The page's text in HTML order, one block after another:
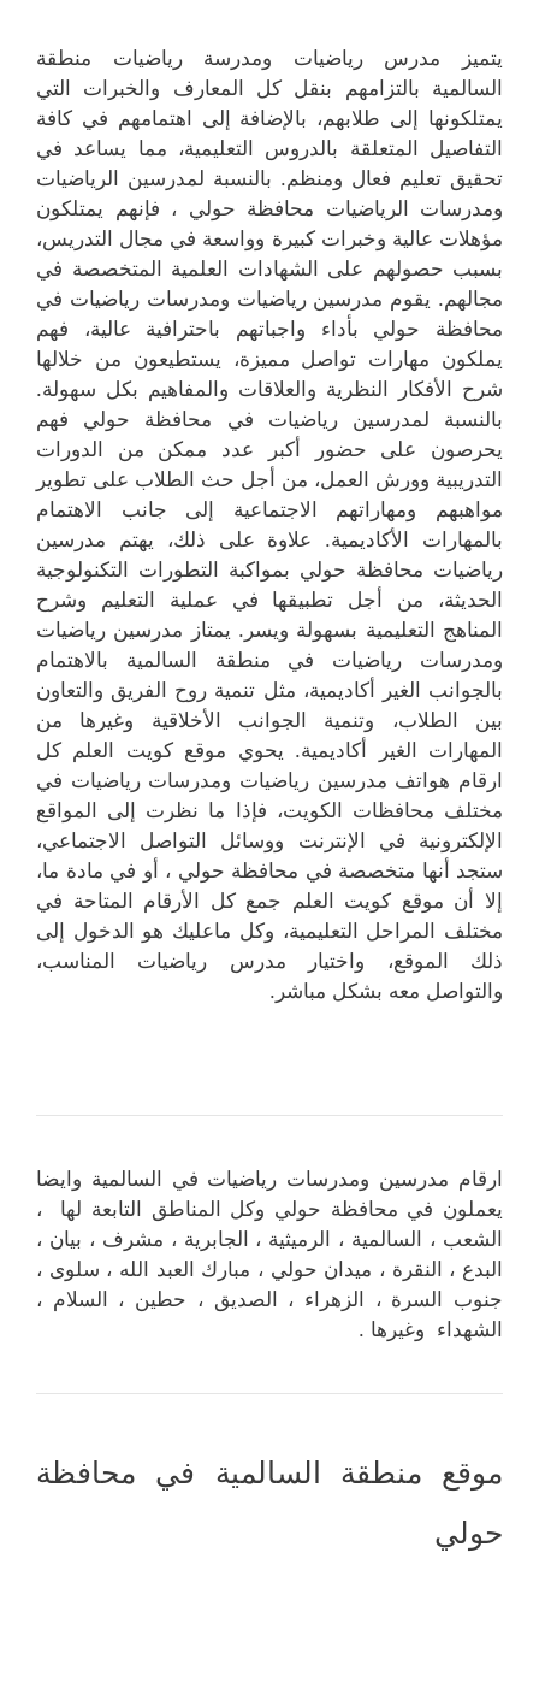
يتميز مدرس رياضيات ومدرسة رياضيات منطقة
السالمية بالتزامهم بنقل كل المعارف والخبرات التي
يمتلكونها إلى طلابهم، بالإضافة إلى اهتمامهم في كافة
التفاصيل المتعلقة بالدروس التعليمية، مما يساعد في
تحقيق تعليم فعال ومنظم. بالنسبة لمدرسين الرياضيات
ومدرسات الرياضيات محافظة حولي ، فإنهم يمتلكون
مؤهلات عالية وخبرات كبيرة وواسعة في مجال التدريس،
بسبب حصولهم على الشهادات العلمية المتخصصة في
مجالهم. يقوم مدرسين رياضيات ومدرسات رياضيات في
محافظة حولي بأداء واجباتهم باحترافية عالية، فهم
يملكون مهارات تواصل مميزة، يستطيعون من خلالها
شرح الأفكار النظرية والعلاقات والمفاهيم بكل سهولة.
بالنسبة لمدرسين رياضيات في محافظة حولي فهم
يحرصون على حضور أكبر عدد ممكن من الدورات
التدريبية وورش العمل، من أجل حث الطلاب على تطوير
مواهبهم ومهاراتهم الاجتماعية إلى جانب الاهتمام
بالمهارات الأكاديمية. علاوة على ذلك، يهتم مدرسين
رياضيات محافظة حولي بمواكبة التطورات التكنولوجية
الحديثة، من أجل تطبيقها في عملية التعليم وشرح
المناهج التعليمية بسهولة ويسر. يمتاز مدرسين رياضيات
ومدرسات رياضيات في منطقة السالمية بالاهتمام
بالجوانب الغير أكاديمية، مثل تنمية روح الفريق والتعاون
بين الطلاب، وتنمية الجوانب الأخلاقية وغيرها من
المهارات الغير أكاديمية. يحوي موقع كويت العلم كل
ارقام هواتف مدرسين رياضيات ومدرسات رياضيات في
مختلف محافظات الكويت، فإذا ما نظرت إلى المواقع
الإلكترونية في الإنترنت ووسائل التواصل الاجتماعي،
ستجد أنها متخصصة في محافظة حولي ، أو في مادة ما،
إلا أن موقع كويت العلم جمع كل الأرقام المتاحة في
مختلف المراحل التعليمية، وكل ماعليك هو الدخول إلى
ذلك الموقع، واختيار مدرس رياضيات المناسب،
والتواصل معه بشكل مباشر.
ارقام مدرسين ومدرسات رياضيات في السالمية وايضا
يعملون في محافظة حولي وكل المناطق التابعة لها ،
الشعب ، السالمية ، الرميثية ، الجابرية ، مشرف ، بيان ،
البدع ، النقرة ، ميدان حولي ، مبارك العبد الله ، سلوى ،
جنوب السرة ، الزهراء ، الصديق ، حطين ، السلام ،
الشهداء وغيرها .
موقع منطقة السالمية في محافظة
حولي